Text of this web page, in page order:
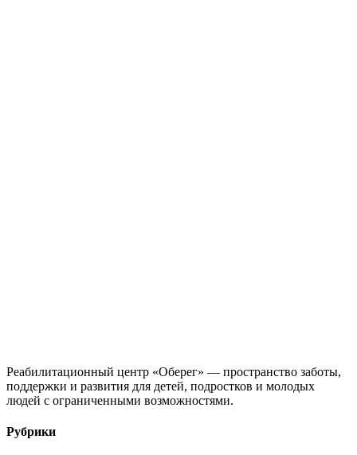
Реабилитационный центр «Оберег» — пространство заботы,
поддержки и развития для детей, подростков и молодых
людей с ограниченными возможностями.
Рубрики